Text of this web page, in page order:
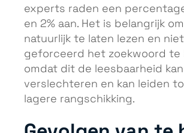
experts raden een
en 2% aan. Het is belangrijk
natuurlijk te laten lezen en niet
geforceerd het zoekwoord te
omdat dit de leesbaarheid kan
verslechteren en kan leiden
lagere rangschikking.